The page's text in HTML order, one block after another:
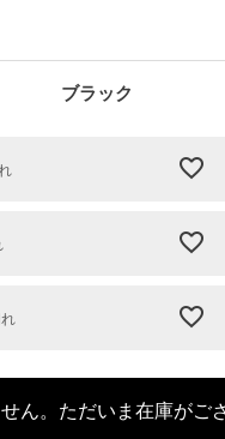
ブラック
ん。ただいま在庫がご